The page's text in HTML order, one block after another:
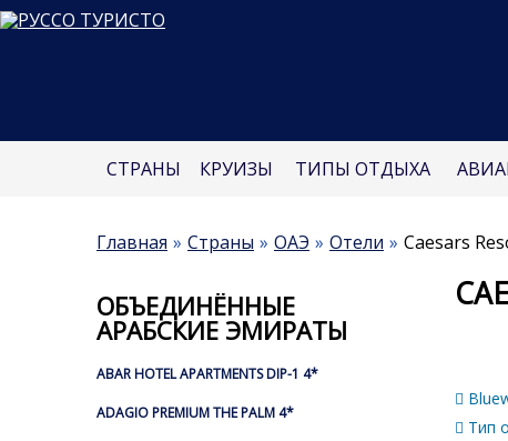
СТРАНЫ КРУИЗЫ ТИПЫ ОТДЫХА
Главная Страны ОАЭ Отели Caesars
Тип
ОБЪЕДИНЁННЫЕ
АРАБСКИЕ ЭМИРАТЫ
ABAR HOTEL APARTMENTS DIP-1 4*
ADAGIO PREMIUM THE PALM 4*